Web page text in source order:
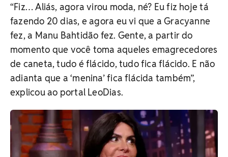
“Fiz… Aliás, agora virou moda, né? Eu fiz hoje tá
fazendo 20 dias, e agora eu vi que a Gracyanne
fez, a Manu Bahtidão fez. Gente, a partir do
momento que você toma aqueles emagrecedores
de caneta, tudo é flácido, tudo fica flácido. E não
adianta que a ‘menina’ fica flácida também”,
explicou ao portal LeoDias.